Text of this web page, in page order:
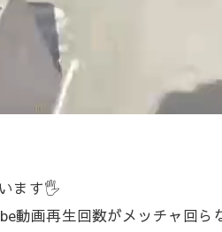
ます🖐️
動画再生回数がメッチャ回